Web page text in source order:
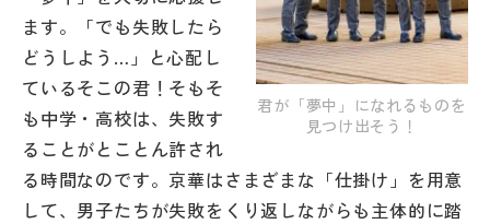
その他
お問い合わせ
個人情報保護方針
君が「夢中」になれるものを
見つけ出そう！
ます。「でも失敗したら
どうしよう…」と心配し
ているそこの君！そもそ
も中学・高校は、失敗す
ることがとことん許され
る時間なのです。京華はさまざまな「仕掛け」を用意
して、男子たちが失敗をくり返しながらも主体的に踏